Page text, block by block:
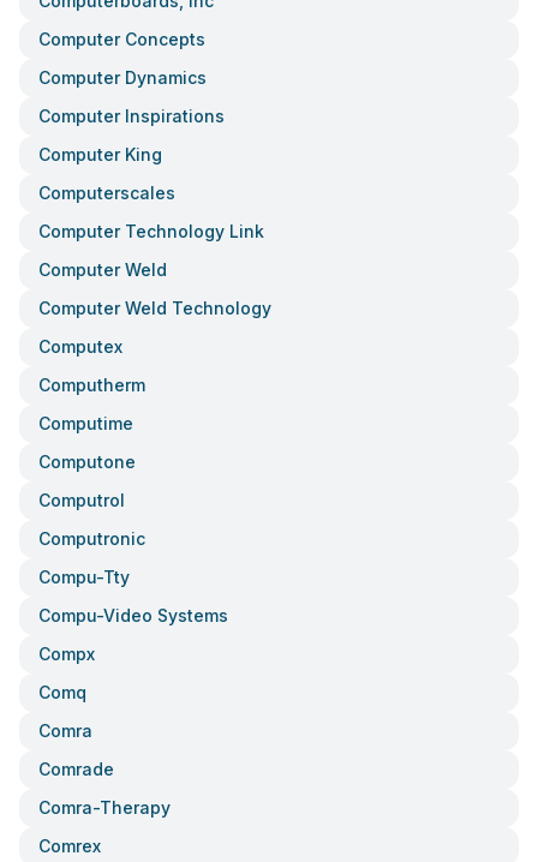
Computer Concepts
Computer Dynamics
Computer Inspirations
Computer King
Computerscales
Computer Technology Link
Computer Weld
Computer Weld Technology
Computex
Computherm
Computime
Computone
Computrol
Computronic
Compu-Tty
Compu-Video Systems
Compx
Comq
Comra
Comrade
Comra-Therapy
Comrex